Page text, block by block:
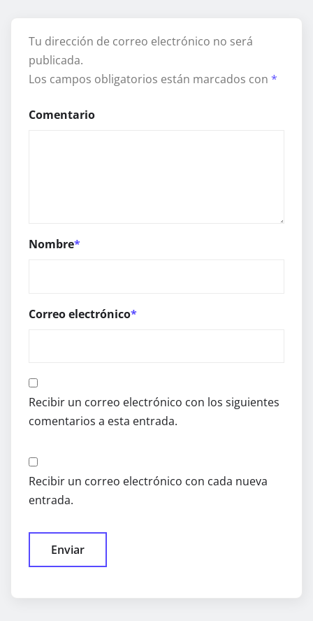
Tu dirección de correo electrónico no será
publicada.
Los campos obligatorios están marcados con *
Comentario
Nombre*
Correo electrónico*
Recibir un correo electrónico con los siguientes
comentarios a esta entrada.
Recibir un correo electrónico con cada nueva
entrada.